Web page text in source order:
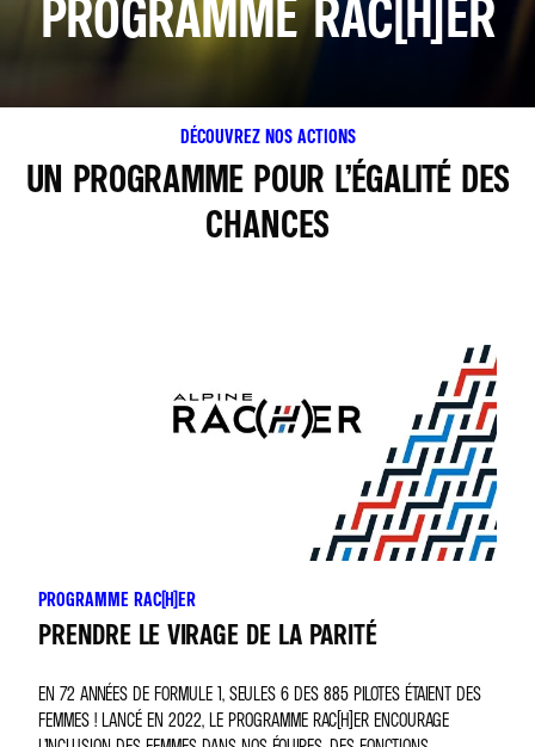
PROGRAMME RAC(H)ER
DÉCOUVREZ NOS ACTIONS
UN PROGRAMME POUR L’ÉGALITÉ DES
CHANCES
PROGRAMME RAC(H)ER
PRENDRE LE VIRAGE DE LA PARITÉ
EN 72 ANNÉES DE FORMULE 1, SEULES 6 DES 885 PILOTES ÉTAIENT DES
FEMMES ! LANCÉ EN 2022, LE PROGRAMME RAC(H)ER ENCOURAGE